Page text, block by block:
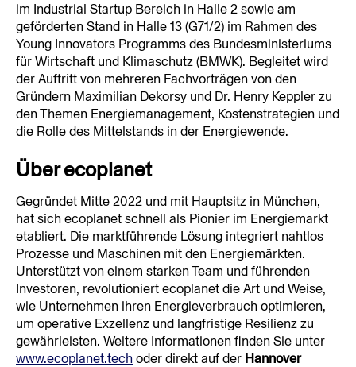
im Industrial Startup Bereich in Halle 2 sowie am
geförderten Stand in Halle 13 (G71/2) im Rahmen des
Young Innovators Programms des Bundesministeriums
für Wirtschaft und Klimaschutz (BMWK). Begleitet wird
der Auftritt von mehreren Fachvorträgen von den
Gründern Maximilian Dekorsy und Dr. Henry Keppler zu
den Themen Energiemanagement, Kostenstrategien und
die Rolle des Mittelstands in der Energiewende.
Über ecoplanet
Gegründet Mitte 2022 und mit Hauptsitz in München,
hat sich ecoplanet schnell als Pionier im Energiemarkt
etabliert. Die marktführende Lösung integriert nahtlos
Prozesse und Maschinen mit den Energiemärkten.
Unterstützt von einem starken Team und führenden
Investoren, revolutioniert ecoplanet die Art und Weise,
wie Unternehmen ihren Energieverbrauch optimieren,
um operative Exzellenz und langfristige Resilienz zu
www.ecoplanet.tech oder direkt auf der Hannover